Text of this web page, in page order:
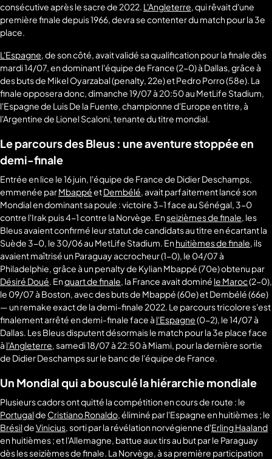
consécutive après le sacre de 2022. L'Angleterre , qui rêvait d'une
première finale depuis 1966, devra se contenter du match pour la 3e
place.
L'Espagne , de son côté, avait validé sa qualification pour la finale dès
mardi 14/07, en dominant l'équipe de France (2-0) à Dallas, grâce à
des buts de Mikel Oyarzabal (penalty, 22e) et Pedro Porro (58e). La
finale opposera donc, dimanche 19/07 à 20:50 au MetLife Stadium,
l'Espagne de Luis De la Fuente, championne d'Europe en titre, à
l'Argentine de Lionel Scaloni, tenante du titre mondial.
Le parcours des Bleus : une aventure stoppée en
demi-finale
Entrée en lice le 16 juin, l'équipe de France de Didier Deschamps,
emmenée parMbappéetDembélé , avait parfaitement lancé son
Mondial en dominant sa poule : victoire 3-1 face au Sénégal, 3-0
contre l'Irak puis 4-1 contre la Norvège. Enseizièmes de finale , les
Bleus avaient confirmé leur statut de candidats au titre en écartant la
Suède 3-0, le 30/06 au MetLife Stadium. Enhuitièmes de finale , ils
avaient maîtrisé un Paraguay accrocheur (1-0), le 04/07 à
Philadelphie, grâce à un penalty de Kylian Mbappé (70e) obtenu par
Désiré Doué . Enquart de finale , la France avait dominé le Maroc(2-0),
le 09/07 à Boston, avec des buts de Mbappé (60e) et Dembélé (66e)
— un remake exact de la demi-finale 2022. Le parcours tricolore s'est
finalement arrêté en demi-finale face à l'Espagne(0-2), le 14/07 à
Dallas. Les Bleus disputent désormais le match pour la 3e place face
à l'Angleterre , samedi 18/07 à 22:50 à Miami, pour la dernière sortie
de Didier Deschamps sur le banc de l'équipe de France.
Un Mondial qui a bousculé la hiérarchie mondiale
Plusieurs cadors ont quitté la compétition en cours de route : le
Portugalde Cristiano Ronaldo , éliminé par l'Espagne en huitièmes ; le
BrésildeVinicius , sorti par la révélation norvégienne d'Erling Haaland
en huitièmes ; et l'Allemagne, battue aux tirs au but par le Paraguay
dès les seizièmes de finale. La Norvège, à sa première participation